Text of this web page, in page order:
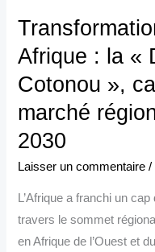
Afrique : la «
Cotonou »,
marché
2030
Laisser un commentaire /
L’Afrique a franchi un
travers le sommet
en Afrique de l’Ouest et
d’un
marché
inclusif
d’ici
2030